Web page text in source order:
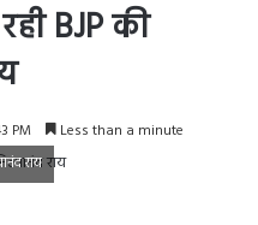
BJP की
PM Less than a minute
राय